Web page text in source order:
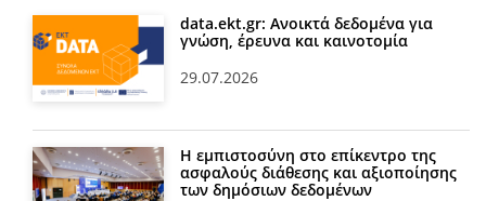
data.ekt.gr: Ανοικτά δεδομένα για
γνώση, έρευνα και καινοτομία
29.07.2026
Η εμπιστοσύνη στο επίκεντρο της
ασφαλούς διάθεσης και αξιοποίησης
των δημόσιων δεδομένων